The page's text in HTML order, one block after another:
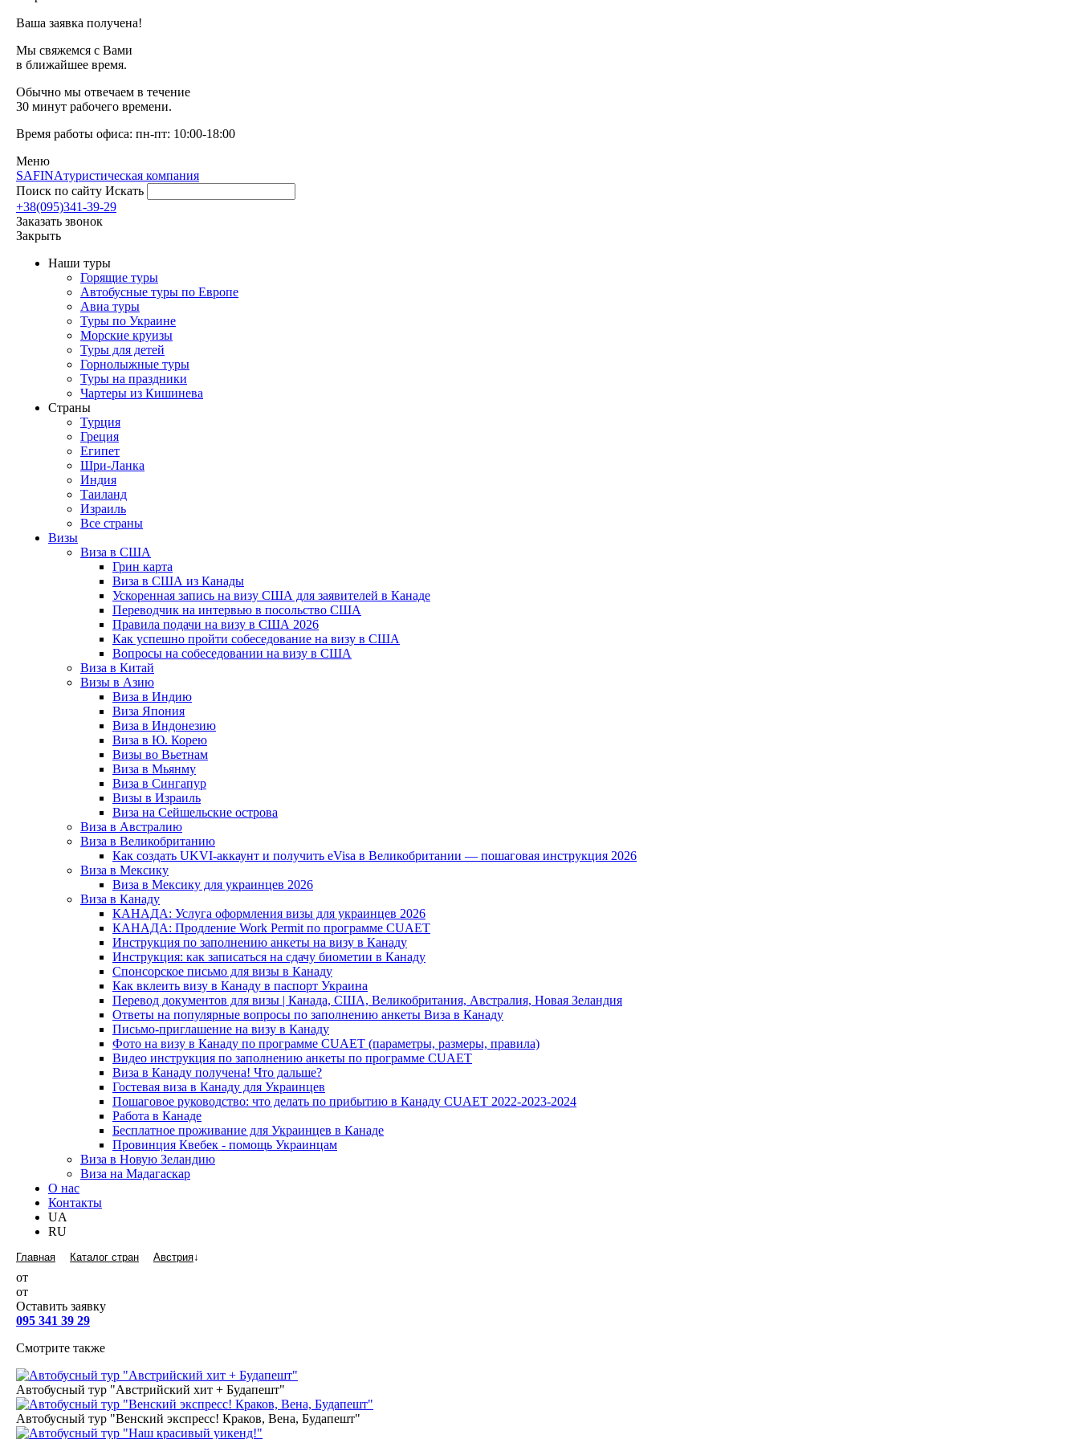
Ваша заявка получена!
Мы свяжемся с Вами
в ближайшее время.
Обычно мы отвечаем в течение
30 минут рабочего времени.
Время работы офиса: пн-пт: 10:00-18:00
Меню
SAFINAтуристическая компания
Поиск по сайту Искать
+38(095)341-39-29
Заказать звонок
Закрыть
Наши туры
Горящие туры
Автобусные туры по Европе
Авиа туры
Туры по Украине
Морские круизы
Туры для детей
Горнолыжные туры
Туры на праздники
Чартеры из Кишинева
Страны
Турция
Греция
Египет
Шри-Ланка
Индия
Таиланд
Израиль
Все страны
Визы
Виза в США
Грин карта
Виза в США из Канады
Ускоренная запись на визу США для заявителей в Канаде
Переводчик на интервью в посольство США
Правила подачи на визу в США 2026
Как успешно пройти собеседование на визу в США
Вопросы на собеседовании на визу в США
Виза в Китай
Визы в Азию
Виза в Индию
Виза Япония
Виза в Индонезию
Виза в Ю. Корею
Визы во Вьетнам
Виза в Мьянму
Виза в Сингапур
Визы в Израиль
Виза на Сейшельские острова
Виза в Австралию
Виза в Великобританию
Как создать UKVI-аккаунт и получить eVisa в Великобритании — пошаговая инструкция 2026
Виза в Мексику
Виза в Мексику для украинцев 2026
Виза в Канаду
КАНАДА: Услуга оформления визы для украинцев 2026
КАНАДА: Продление Work Permit по программе CUAET
Инструкция по заполнению анкеты на визу в Канаду
Инструкция: как записаться на сдачу биометии в Канаду
Спонсорское письмо для визы в Канаду
Как вклеить визу в Канаду в паспорт Украина
Перевод документов для визы | Канада, США, Великобритания, Австралия, Новая Зеландия
Ответы на популярные вопросы по заполнению анкеты Виза в Канаду
Письмо-приглашение на визу в Канаду
Фото на визу в Канаду по программе CUAET (параметры, размеры, правила)
Видео инструкция по заполнению анкеты по программе CUAET
Виза в Канаду получена! Что дальше?
Гостевая виза в Канаду для Украинцев
Пошаговое руководство: что делать по прибытию в Канаду CUAET 2022-2023-2024
Работа в Канаде
Бесплатное проживание для Украинцев в Канаде
Провинция Квебек - помощь Украинцам
Виза в Новую Зеландию
Виза на Мадагаскар
О нас
Контакты
UA
RU
Главная Каталог стран Австрия↓
от
от
Оставить заявку
095 341 39 29
Смотрите также
Автобусный тур "Австрийский хит + Будапешт"
Автобусный тур "Венский экспресс! Краков, Вена, Будапешт"